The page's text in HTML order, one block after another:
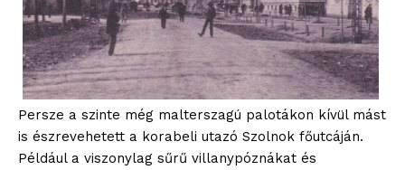
Persze a szinte még malterszagú palotákon kívül mást
is észrevehetett a korabeli utazó Szolnok főutcáján.
Például a viszonylag sűrű villanypóznákat és